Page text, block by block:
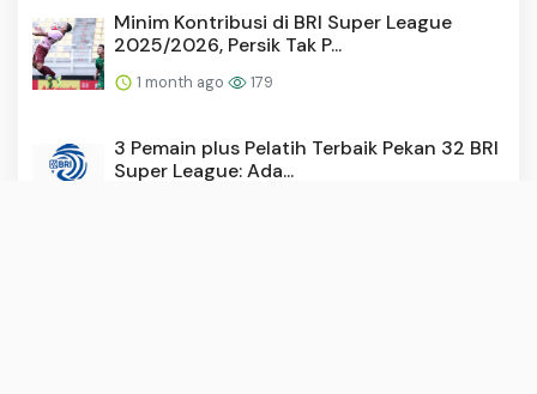
Minim Kontribusi di BRI Super League
2025/2026, Persik Tak P...
1 month ago 179
3 Pemain plus Pelatih Terbaik Pekan 32 BRI
Super League: Ada...